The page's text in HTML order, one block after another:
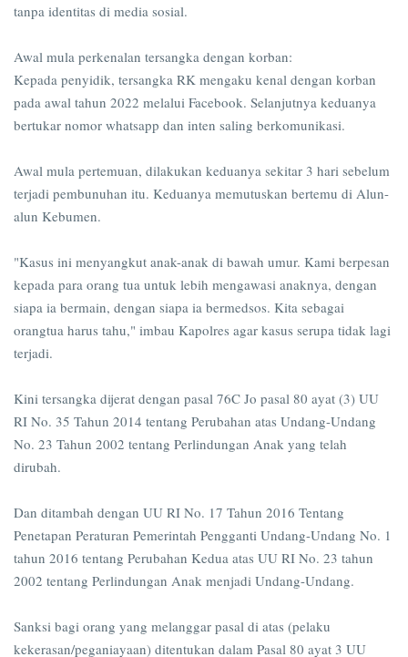
tanpa identitas di media sosial.
Awal mula perkenalan tersangka dengan korban:
Kepada penyidik, tersangka RK mengaku kenal dengan korban
pada awal tahun 2022 melalui Facebook. Selanjutnya keduanya
bertukar nomor whatsapp dan inten saling berkomunikasi.
Awal mula pertemuan, dilakukan keduanya sekitar 3 hari sebelum
terjadi pembunuhan itu. Keduanya memutuskan bertemu di Alun-
alun Kebumen.
"Kasus ini menyangkut anak-anak di bawah umur. Kami berpesan
kepada para orang tua untuk lebih mengawasi anaknya, dengan
siapa ia bermain, dengan siapa ia bermedsos. Kita sebagai
orangtua harus tahu," imbau Kapolres agar kasus serupa tidak lagi
terjadi.
Kini tersangka dijerat dengan pasal 76C Jo pasal 80 ayat (3) UU
RI No. 35 Tahun 2014 tentang Perubahan atas Undang-Undang
No. 23 Tahun 2002 tentang Perlindungan Anak yang telah
dirubah.
Dan ditambah dengan UU RI No. 17 Tahun 2016 Tentang
Penetapan Peraturan Pemerintah Pengganti Undang-Undang No. 1
tahun 2016 tentang Perubahan Kedua atas UU RI No. 23 tahun
2002 tentang Perlindungan Anak menjadi Undang-Undang.
Sanksi bagi orang yang melanggar pasal di atas (pelaku
kekerasan/peganiayaan) ditentukan dalam Pasal 80 ayat 3 UU